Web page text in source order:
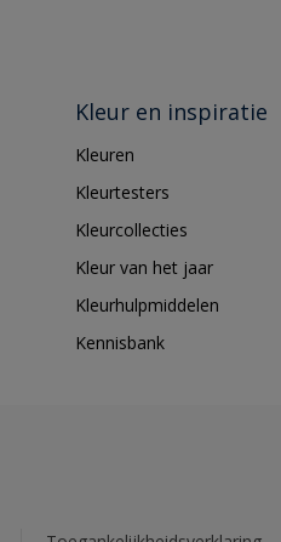
Kleur en inspiratie
Kleuren
Kleurtesters
Kleurcollecties
Kleur van het jaar
Kleurhulpmiddelen
Kennisbank